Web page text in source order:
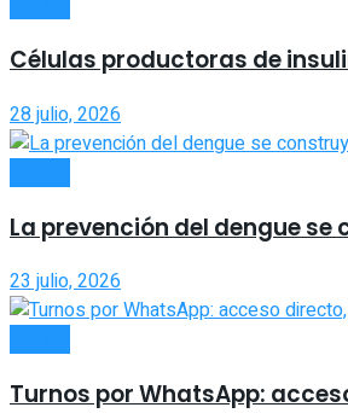
Células productoras de
28 julio, 2026
La prevención del dengue
23 julio, 2026
Turnos por WhatsApp: